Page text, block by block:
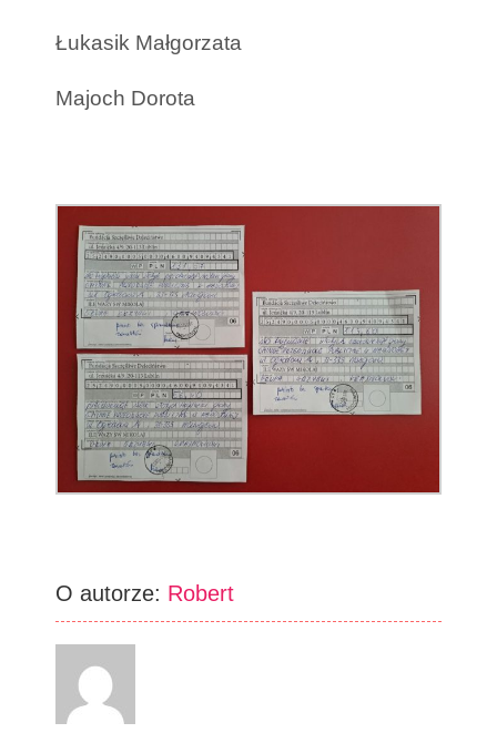
Łukasik Małgorzata
Majoch Dorota
O autorze: Robert